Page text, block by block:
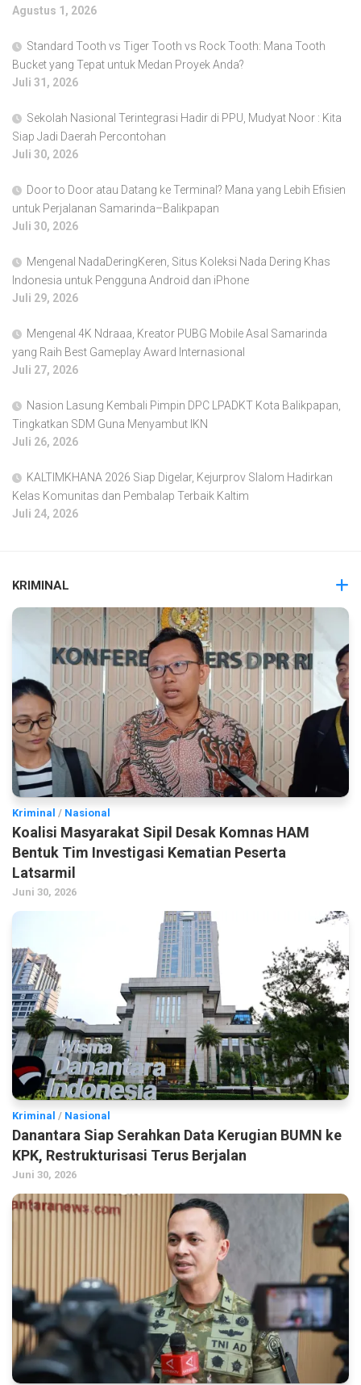
Agustus 1, 2026
Standard Tooth vs Tiger Tooth vs Rock Tooth: Mana Tooth
Bucket yang Tepat untuk Medan Proyek Anda?
Juli 31, 2026
Sekolah Nasional Terintegrasi Hadir di PPU, Mudyat Noor : Kita
Siap Jadi Daerah Percontohan
Juli 30, 2026
Door to Door atau Datang ke Terminal? Mana yang Lebih Efisien
untuk Perjalanan Samarinda–Balikpapan
Juli 30, 2026
Mengenal NadaDeringKeren, Situs Koleksi Nada Dering Khas
Indonesia untuk Pengguna Android dan iPhone
Juli 29, 2026
Mengenal 4K Ndraaa, Kreator PUBG Mobile Asal Samarinda
yang Raih Best Gameplay Award Internasional
Juli 27, 2026
Nasion Lasung Kembali Pimpin DPC LPADKT Kota Balikpapan,
Tingkatkan SDM Guna Menyambut IKN
Juli 26, 2026
KALTIMKHANA 2026 Siap Digelar, Kejurprov Slalom Hadirkan
Kelas Komunitas dan Pembalap Terbaik Kaltim
Juli 24, 2026
KRIMINAL
Kriminal / Nasional
Koalisi Masyarakat Sipil Desak Komnas HAM
Bentuk Tim Investigasi Kematian Peserta
Latsarmil
Juni 30, 2026
Kriminal / Nasional
Danantara Siap Serahkan Data Kerugian BUMN ke
KPK, Restrukturisasi Terus Berjalan
Juni 30, 2026